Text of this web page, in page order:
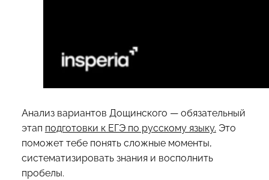
Анализ вариантов Дощинского — обязательный
этап подготовки к ЕГЭ по русскому языку. Это
поможет тебе понять сложные моменты,
систематизировать знания и восполнить
пробелы.